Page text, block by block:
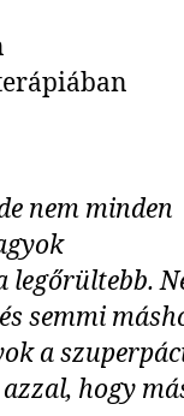
nem minden
legőrültebb.
semmi
a
hogy